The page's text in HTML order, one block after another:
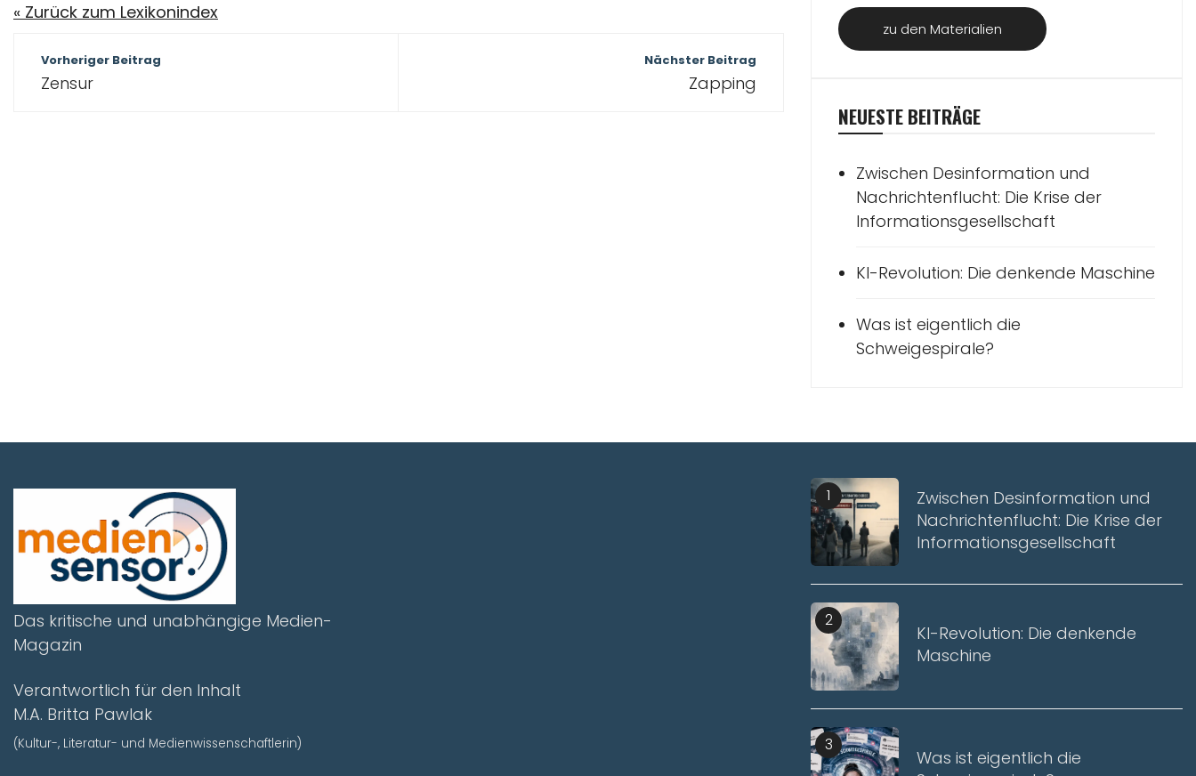
« Zurück zum Lexikonindex
Beitragsnavigation
Vorheriger Beitrag
Zensur
Nächster Beitrag
Zapping
zu den Materialien
NEUESTE BEITRÄGE
Zwischen Desinformation und
Nachrichtenflucht: Die Krise der
Informationsgesellschaft
KI-Revolution: Die denkende Maschine
Was ist eigentlich die
Schweigespirale?
Das kritische und unabhängige Medien-
Magazin
Verantwortlich für den Inhalt
M.A. Britta Pawlak
(Kultur-, Literatur- und Medienwissenschaftlerin)
1
Zwischen Desinformation und
Nachrichtenflucht: Die Krise der
Informationsgesellschaft
2
KI-Revolution: Die denkende
Maschine
3
Was ist eigentlich die